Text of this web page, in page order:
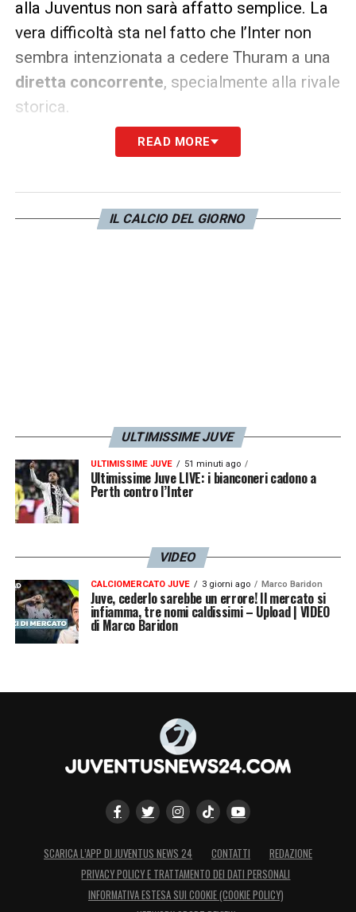
alla Juventus non sarà affatto semplice. La
vera difficoltà sta nel fatto che l’Inter non
sembra intenzionata a cedere Thuram a una
diretta concorrente, specialmente alla rivale
storica.
Inoltre, il prezzo richiesto per un
cifra tra i60 e i 70 milioni di euro, che
potrebbe rappresentare un ostacolo
LA PLAYLIST DELLE NOSTRE TOP NEWS
READ MORE
IL CALCIO DEL GIORNO
ULTIMISSIME JUVE
ULTIMISSIME JUVE 51 minuti ago
Ultimissime Juve LIVE: i bianconeri cadono a
Perth contro l’Inter
VIDEO
CALCIOMERCATO JUVE 3 giorni ago Marco Baridon
Juve, cederlo sarebbe un errore! Il mercato si
infiamma, tre nomi caldissimi – Upload | VIDEO
di Marco Baridon
SCARICA L’APP DI JUVENTUS NEWS 24 CONTATTI
REDAZIONE
PRIVACY POLICY E TRATTAMENTO DEI DATI PERSONALI
INFORMATIVA ESTESA SUI COOKIE (COOKIE POLICY)